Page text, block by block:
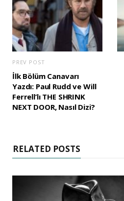
PREV POST
İlk Bölüm Canavarı
Yazdı: Paul Rudd ve Will
Ferrell’lı THE SHRINK
NEXT DOOR, Nasıl Dizi?
RELATED POSTS